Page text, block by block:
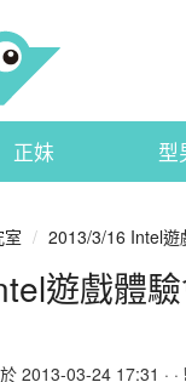
正妹 型
室 / 2013/3/16 Intel遊
遊戲體
2013-03-24 17:31 · ·